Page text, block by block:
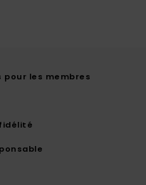
les membres